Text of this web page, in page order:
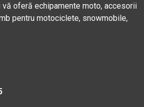
vă oferă echipamente moto, accesorii
pentru motociclete, snowmobile,